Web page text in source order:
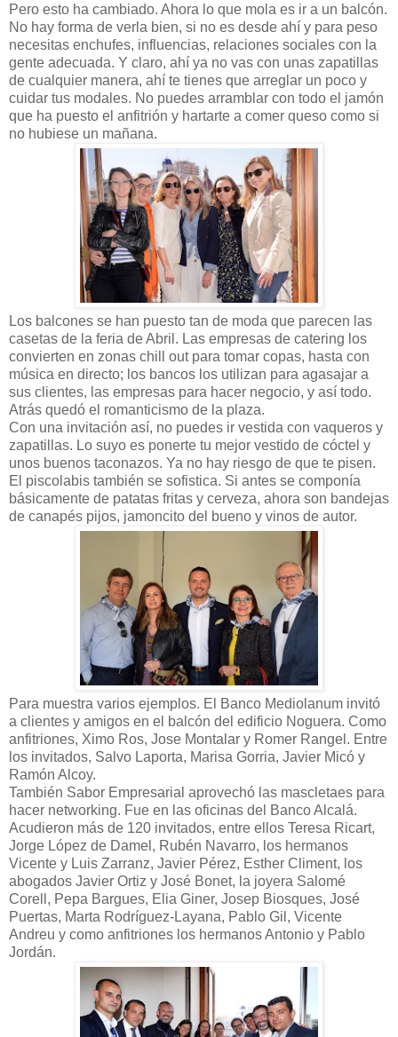
Pero esto ha cambiado. Ahora lo que mola es ir a un balcón.
No hay forma de verla bien, si no es desde ahí y para peso
necesitas enchufes, influencias, relaciones sociales con la
gente adecuada. Y claro, ahí ya no vas con unas zapatillas
de cualquier manera, ahí te tienes que arreglar un poco y
cuidar tus modales. No puedes arramblar con todo el jamón
que ha puesto el anfitrión y hartarte a comer queso como si
no hubiese un mañana.
Los balcones se han puesto tan de moda que parecen las
casetas de la feria de Abril. Las empresas de catering los
convierten en zonas chill out para tomar copas, hasta con
música en directo; los bancos los utilizan para agasajar a
sus clientes, las empresas para hacer negocio, y así todo.
Atrás quedó el romanticismo de la plaza.
Con una invitación así, no puedes ir vestida con vaqueros y
zapatillas. Lo suyo es ponerte tu mejor vestido de cóctel y
unos buenos taconazos. Ya no hay riesgo de que te pisen.
El piscolabis también se sofistica. Si antes se componía
básicamente de patatas fritas y cerveza, ahora son bandejas
de canapés pijos, jamoncito del bueno y vinos de autor.
Para muestra varios ejemplos. El Banco Mediolanum invitó
a clientes y amigos en el balcón del edificio Noguera. Como
anfitriones, Ximo Ros, Jose Montalar y Romer Rangel. Entre
los invitados, Salvo Laporta, Marisa Gorria, Javier Micó y
Ramón Alcoy.
También Sabor Empresarial aprovechó las mascletaes para
hacer networking. Fue en las oficinas del Banco Alcalá.
Acudieron más de 120 invitados, entre ellos Teresa Ricart,
Jorge López de Damel, Rubén Navarro, los hermanos
Vicente y Luis Zarranz, Javier Pérez, Esther Climent, los
abogados Javier Ortiz y José Bonet, la joyera Salomé
Corell, Pepa Bargues, Elia Giner, Josep Biosques, José
Puertas, Marta Rodríguez-Layana, Pablo Gil, Vicente
Andreu y como anfitriones los hermanos Antonio y Pablo
Jordán.